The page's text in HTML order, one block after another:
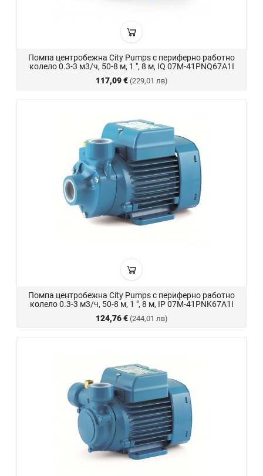
Помпа центробежна City Pumps с периферно работно
колело 0.3-3 м3/ч, 50-8 м, 1 ", 8 м, IQ 07M-41PNQ67A1I
117,09 € (229,01 лв)
Помпа центробежна City Pumps с периферно работно
колело 0.3-3 м3/ч, 50-8 м, 1 ", 8 м, IP 07M-41PNK67A1I
124,76 € (244,01 лв)